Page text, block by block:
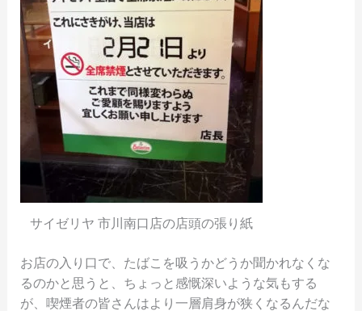
サイゼリヤ 市川南口店の店頭の張り紙
お店の入り口で、たばこを吸うかどうか聞かれなくな
るのかと思うと、ちょっと感慨深いような気もする
が、喫煙者の皆さんはより一層肩身が狭くなるんだな